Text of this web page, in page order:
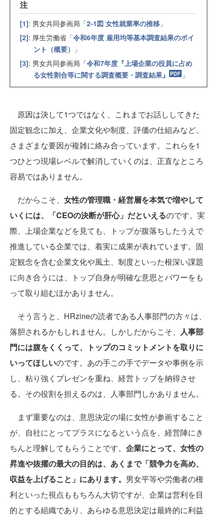
注
[1]: 男女共同参画局「2-1図 女性就業率の推移 」
[2]: 厚生労働省「令和6年度 雇用均等基本調査結果のポイ
ント（概要）
」
[3]: 男女共同参画局「令和7年度『上場企業の役員に占め
る女性割合等に関する調査概要・調査結果』
」
原因は決して1つではなく、これまでお話ししてきた
固定観念に加え、企業文化や制度、評価の仕組みなど、
さまざまな要因が複雑に絡み合っています。これらを1
つひとつ現場レベルで解消していくのは、正直なところ
容易ではありません。
だからこそ、 女性の管理職・経営層を本気で増やして
いくには、「CEOの決断が肝心」だといえるのです。実
際、上場企業などを見ても、トップが腹落ちしたうえで
推進している企業では、着実に成果が表れています。固
定観念を含む企業文化や風土、制度といった根深い課題
に向き合うには、トップ自身が明確な意思とパワーをも
って取り組むほかありません。
そう言うと、HRzineの読者である人事部門の方々は、
落胆されるかもしれません。しかしだからこそ、 人事部
門には腹をくくって、トップのコミットメントを取りに
いってほしいのです。あの手この手でデータや事例を示
し、粘り強くプレゼンを重ね、経営トップを納得させ
る。その役割を担えるのは、人事部門しかありません。
まず重要なのは、意思決定の場に女性が参画すること
が、自社にとってプラスになるという点を、経営陣にき
ちんと理解してもらうことです。 企業にとって、女性の
昇進や抜擢の最大の目的は、あくまで「競争力を高め、
収益を上げること」にあります。 男女平等や労働者の権
利といった視点ももちろん大切ですが、企業は営利を目
的とする組織であり、あらゆる意思決定は最終的に利益